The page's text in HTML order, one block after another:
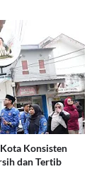
Konsisten
dan Tertib